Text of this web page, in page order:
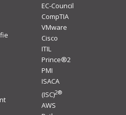
EC-Council
CompTIA
VMware
Cisco
ITIL
Prince®2
PMI
ISACA
(ISC)2®
AWS